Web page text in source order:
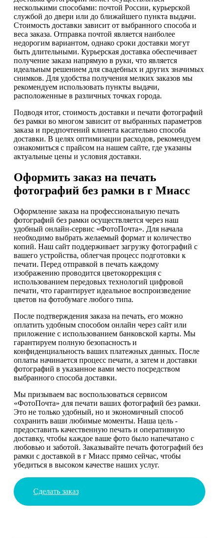
несколькими способами: почтой России, курьерской
службой до двери или до ближайшего пункта выдачи.
Стоимость доставки зависит от выбранного способа и
веса заказа. Отправка почтой является наиболее
недорогим вариантом, однако сроки доставки могут
быть длительными. Курьерская доставка обеспечивает
получение заказа напрямую в руки, что является
идеальным решением для свадебных и других значимых
снимков. Для удобства получения мелких заказов мы
рекомендуем использовать пункты выдачи,
расположенные в различных точках города.
Подводя итог, стоимость доставки и печати фотографий
без рамки во многом зависит от выбранных параметров
заказа и предпочтений клиента касательно способа
доставки. В целях оптимизации расходов, рекомендуем
ознакомиться с прайсом на нашем сайте, где указаны
актуальные цены и условия доставки.
Оформить заказ на печать
фотографий без рамки в г Миасс
Оформление заказа на профессиональную печать
фотографий без рамки осуществляется через наш
удобный онлайн-сервис «ФотоПочта». Для начала
необходимо выбрать желаемый формат и количество
копий. Наш сайт поддерживает загрузку фотографий с
вашего устройства, облегчая процесс подготовки к
печати. Перед отправкой в печать каждому
изображению проводится цветокоррекция с
использованием передовых технологий цифровой
печати, что гарантирует идеальное воспроизведение
цветов на фотобумаге любого типа.
После подтверждения заказа на печать, его можно
оплатить удобным способом онлайн через сайт или
приложение с использованием банковской карты. Мы
гарантируем полную безопасность и
конфиденциальность ваших платежных данных. После
оплаты начинается процесс печати, а затем и доставки
фотографий в указанное вами место посредством
выбранного способа доставки.
Мы призываем вас воспользоваться сервисом
«ФотоПочта» для печати ваших фотографий без рамки.
Это не только удобный, но и экономичный способ
сохранить ваши любимые моменты. Наша цель -
предоставить качественную печать и оперативную
доставку, чтобы каждое ваше фото было напечатано с
любовью и заботой. Заказывайте печать фотографий без
рамки с доставкой в г Миасс прямо сейчас, чтобы
убедиться в высоком качестве наших услуг.
Сделать заказ